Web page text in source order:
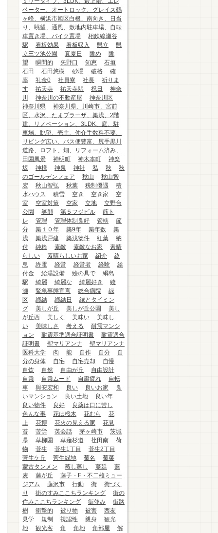
ベーター、オートロック、グレイス鶴
ヶ峰、横浜市旭区白根、南向き、日当
り、眺望、通風、敷地内駐車場、自転
車置き場、バイク置場
相鉄線瀬谷
駅
看板効果 看板収入 県立
県
立三ツ池公園
真夏日 眺め
眺
望
瞬間的 矢野口 知恵
石垣
石田
石田悠樹 砂場 破格
確
率
礼金0 社員寮 社長
祈りま
す
祐天寺 祐天寺駅 祝日
神奈
川
神奈川の不動産屋
神奈川区
神奈川県
神奈川県、川崎市、宮前
区、水沢、たまプラーザ、築浅、2階
建、リノベーション、3LDK、庭、駐
車場、眺望、売主、仲介手数料不要、
リビング広い、バス便豊富、尻手黒川
道路、ロフト、畑、リフォーム済み、
田園風景
神明町 神木本町
神楽
坂
神様 神泉 神社 私 秋
秋
のゴールデンフェア
秋山
秋山智
宏
秋山智弘 秋葉 税制優遇
積
水ハウス
積雪 空き 空き家
空
室
空室対策 空家 立地
立野台
公園
笑顔 第５フジビル
筋ト
レ
管理 管理体制良好 管轄
節
分
築１０年 築9年 築年数
築
浅
築浅戸建 築浅物件 紅葉
納
付
純粋 素敵 素敵なお家
素晴
らしい
素晴らしいお家 紹介
終
息
終電 経営 経営者 経験
給
付金
給湯設備 絵の具で
綱島
駅
綺麗 綺麗な 綺麗好き
綾
瀬
緊急事態宣言 総合病院
緑
区
締結 締結日
縁とタイミン
グ
美しが丘 美しが丘公園
美し
が丘西
美しく 美味い
美味し
い
美味しさ 考える
耐震マンシ
ョン
耐震基準適合証明書
耐震適合
証明書
聖マリアンナ
聖マリアンナ
医科大学
肉 能 自作 自分
自
分の身体
自宅 自宅売却
自慢
自炊
自然 自由が丘
自由設計
自粛
自粛ムード 自粛疲れ
自転
車
與安宏和 良い 良いお家
良
いマンション
良い土地
良い年
良い物件
良好
良薬は口に苦し
色んな事
花は桜木 花むら
花
上
花博 花火の見える家
花見
苔
苦労 英会話 茅ヶ崎市
茨城
県
草柳園 草薙杉道 荏田南
荷
物
菅生 菅生1丁目
菅生2丁目
菅生ケ丘
菅生緑地 菊名
菊菜
蒙古タンメン
蒸し蒸し 蔓延
蕎
麦
藤が丘
藤子・F・不二雄ミュー
ジアム
藤沢市 行動 街
街づく
り
街のすみここちランキング
街の
住みここちランキング
街並み
街路
樹
衝撃的 被り物 被害
西友
見学
規制 視認性 親身
観光
地
観光客 角 角地 角部屋
解